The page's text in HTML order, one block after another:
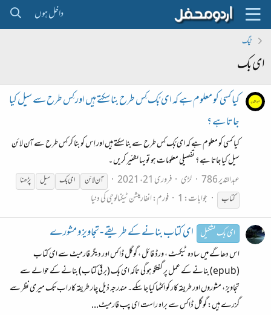
داخل ہوں
ٹیگ
ای بک
کیا کسی کو معلوم ہے کہ ای بُک کِس طرح بنا سکتے ہیں اور کِس طرح سے سیل کیا
جاتا ہے ؟
کیا کسی کو معلوم ہے کہ ای بُک کِس طرح سے بنا سکتے ہیں اور اِس کو بنا کر کِس طرح سے آن لائن
سیل کیا جاتا ہے ؟ تفصیلی معلومات ہو تو یہاںشئیر کریں ۔
عبدالقدیر 786
لڑی فروری 21، 2021 آن لائن ایبک سیل
پڑھنا
کتاب
جوابات: 1 فورم:انفارمیشن ٹیکنالوجی کی دنیا
ای بک تشکیل ای کتاب بنانے کے طریقے - تجاویز و مشورے
اس دھاگے میں سادہ ٹیکسٹ ، ورڈ فائل ، گوگل ڈاکس اور دیگر فارمیٹ سے ای کتاب
(epub) بنانے کے عمل پر گفتگو ہو گی تاکہ ای بک (برقی کتاب) بنانے کے حوالے سے
تجاویز ، مشوروں اور طریقہ کار کو اکٹھا کیا جا سکے۔ مندرجہ ذیل چار طریقہ کار اب تک میری نظر سے
گزرے ہیں: گوگل ڈاکس سے براہ راست ای پب فارمیٹ...